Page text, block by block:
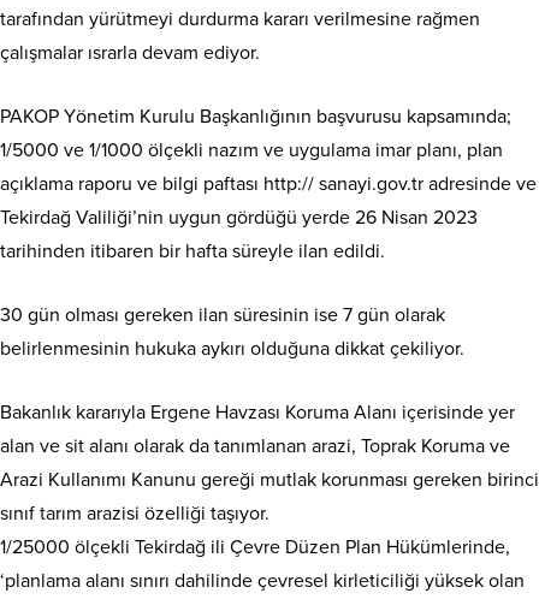
tarafından yürütmeyi durdurma kararı verilmesine rağmen
çalışmalar ısrarla devam ediyor.
PAKOP Yönetim Kurulu Başkanlığının başvurusu kapsamında;
1/5000 ve 1/1000 ölçekli nazım ve uygulama imar planı, plan
açıklama raporu ve bilgi paftası http:// sanayi.gov.tr adresinde ve
Tekirdağ Valiliği’nin uygun gördüğü yerde 26 Nisan 2023
tarihinden itibaren bir hafta süreyle ilan edildi.
30 gün olması gereken ilan süresinin ise 7 gün olarak
belirlenmesinin hukuka aykırı olduğuna dikkat çekiliyor.
Bakanlık kararıyla Ergene Havzası Koruma Alanı içerisinde yer
alan ve sit alanı olarak da tanımlanan arazi, Toprak Koruma ve
Arazi Kullanımı Kanunu gereği mutlak korunması gereken birinci
sınıf tarım arazisi özelliği taşıyor.
1/25000 ölçekli Tekirdağ ili Çevre Düzen Plan Hükümlerinde,
‘planlama alanı sınırı dahilinde çevresel kirleticiliği yüksek olan